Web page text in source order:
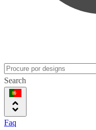
Search
Faq